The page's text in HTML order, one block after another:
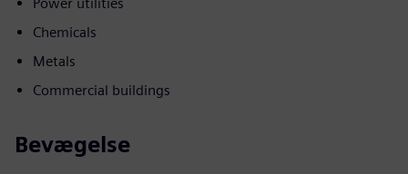
Chemicals
Metals
Commercial buildings
Bevægelse